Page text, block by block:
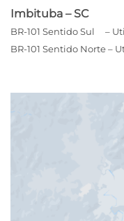
Imbituba – SC
BR-101 Sentido Sul –
BR-101 Sentido Norte –